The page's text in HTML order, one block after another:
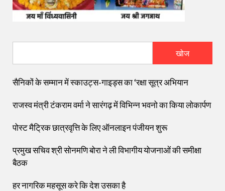
खोज
सैनिकों के सम्मान में स्काउट्स-गाइड्स का ‘रक्षा सूत्र अभियान
राजस्व मंत्री टंकराम वर्मा ने सारंगढ़ में विभिन्न भवनो का किया लोकार्पण
पोस्ट मैट्रिक छात्रवृत्ति के लिए ऑनलाइन पंजीयन शुरू
प्रमुख सचिव श्री सोनमणि बोरा ने ली विभागीय योजनाओं की समीक्षा
बैठक
हर नागरिक महसूस करे कि देश उसका है